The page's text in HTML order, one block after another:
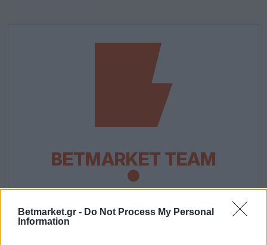
Betmarket.gr - Do Not Process My Personal
Information
BETMARKET TEAM
Η συντακτική ομάδα του Betmarket.gr σας
παρουσιάζει καθημερινά μελετημένα